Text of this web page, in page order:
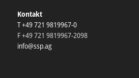
Kontakt
T +49 721 9819967-0
F +49 721 9819967-2098
info@ssp.ag